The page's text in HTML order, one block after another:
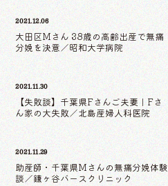
2021.12.06
大田区Mさん 38歳の高齢出産で無痛
分娩を決意／昭和大学病院
2021.11.30
【失敗談】千葉県Fさんご夫妻｜Fさ
ん家の大失敗／北島産婦人科医院
2021.11.29
助産師・千葉県Mさんの無痛分娩体験
談／鎌ヶ谷バースクリニック